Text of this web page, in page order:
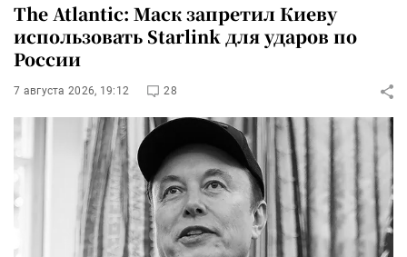
The Atlantic: Маск запретил Киеву
использовать Starlink для ударов по
России
7 августа 2026, 19:12 28